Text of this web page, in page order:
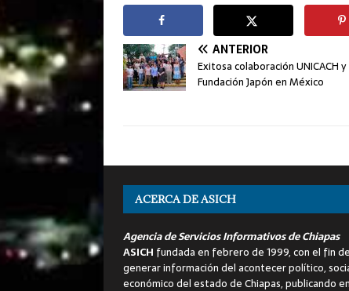
ANTERIOR
Exitosa colaboración UNICACH y
Fundación Japón en México
ACERCA DE ASICH
Agencia de Servicios Informativos de Chiapas
ASICH fundada en febrero de 1999, con el fin de
generar información del acontecer político,
económico del estado de Chiapas, publicando